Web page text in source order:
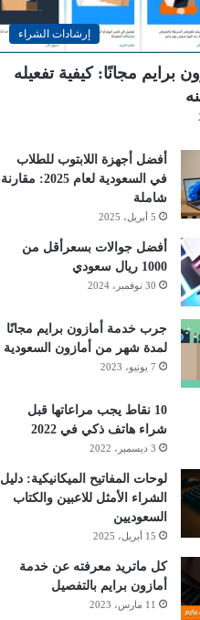
إرشادات الشراء
برايم مجانًا: كيفية تفعيله
أفضل أجهزة اللابتوب للطلاب
في السعودية لعام 2025: مقارنة
شاملة
5 أبريل، 2025
أفضل جوالات بسعرأقل من
1000 ريال سعودي
30 نوفمبر، 2024
جرب خدمة أمازون برايم مجانًا
لمدة شهر من أمازون السعودية
7 يونيو، 2023
10 نقاط يجب مراعاتها قبل
شراء هاتف ذكي في 2022
3 ديسمبر، 2022
لوحات المفاتيح الميكانيكية: دليل
الشراء الأمثل للاعبين والكتاب
السعوديين
15 أبريل، 2025
كل ماتريد معرفته عن خدمة
أمازون برايم بالتفصيل
11 مارس، 2023